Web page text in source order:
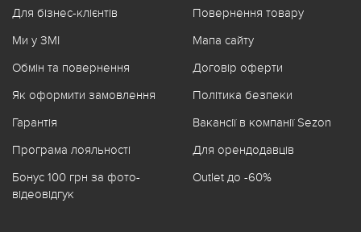
Для бізнес-клієнтів
Ми у ЗМІ
Обмін та повернення
Як оформити замовлення
Гарантія
Програма лояльності
Бонус 100 грн за фото-
відеовідгук
Повернення товару
Мапа сайту
Договір оферти
Політика безпеки
Вакансії в компанії Sezon
Для орендодавців
Outlet до -60%